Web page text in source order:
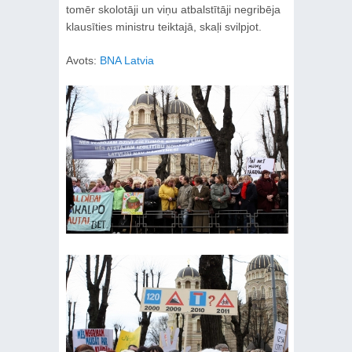
tomēr skolotāji un viņu atbalstītāji negribēja
klausīties ministru teiktajā, skaļi svilpjot.
Avots: BNA Latvia